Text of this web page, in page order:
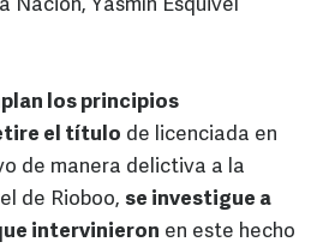
Nación, Yasmín Esquivel
los principios
el título de licenciada en
de manera delictiva a la
de Rioboo, se investigue a
intervinieron en este hecho